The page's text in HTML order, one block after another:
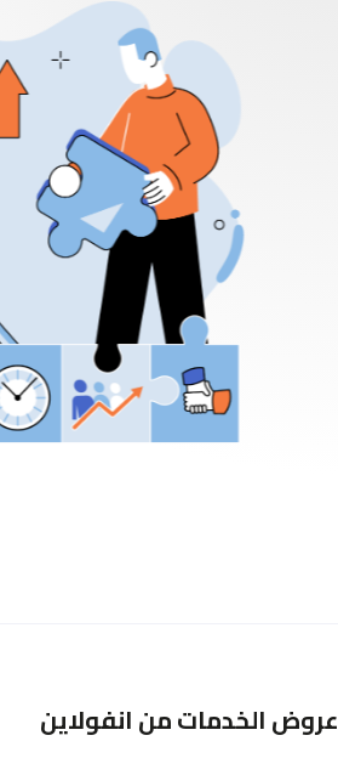
عروض الخدمات من انفولاين